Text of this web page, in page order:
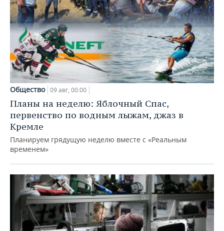
Общество 09 авг, 00:00
Планы на неделю: Яблочный Спас,
первенство по водным лыжам, джаз в
Кремле
Планируем грядущую неделю вместе с «Реальным
временем»